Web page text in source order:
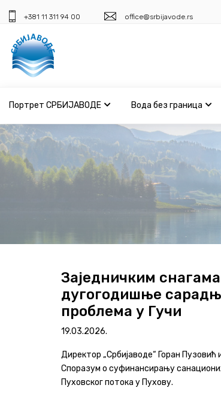
+381 11 311 94 00 office@srbijavode.rs
Портрет СРБИЈАВОДЕ Вода без граница
Портрет СРБИЈАВОДЕ
Вода без граница
Програми и извештаји
Контакт
Заједничким
дугогодишње
проблема у Гучи
19.03.2026.
Директор „Србијаводе“ Горан
Споразум о суфинансирању
Пуховског потока у Пухову.